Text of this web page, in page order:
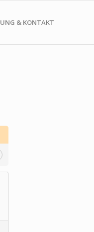
& KONTAKT